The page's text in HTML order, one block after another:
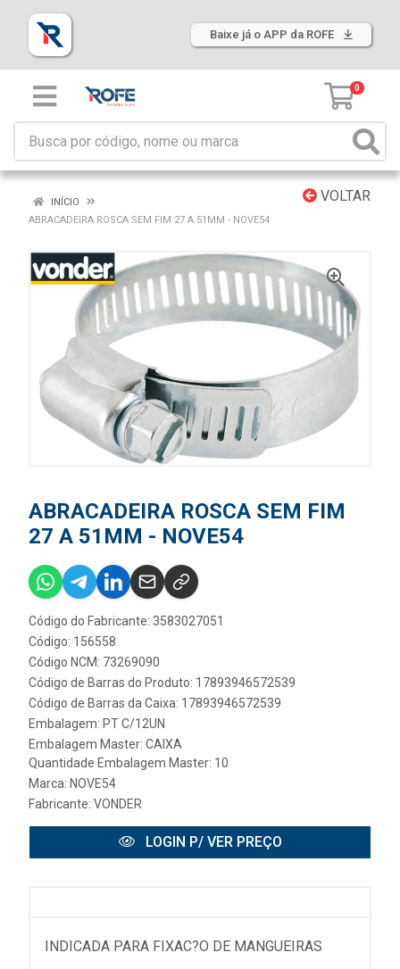
Baixe já o APP da ROFE
0
VOLTAR
INÍCIO
ABRACADEIRA ROSCA SEM FIM 27 A 51MM - NOVE54
ABRACADEIRA ROSCA SEM FIM
27 A 51MM - NOVE54
Código do Fabricante: 3583027051
Código: 156558
Código NCM: 73269090
Código de Barras do Produto: 17893946572539
Código de Barras da Caixa: 17893946572539
Embalagem: PT C/12UN
Embalagem Master: CAIXA
Quantidade Embalagem Master: 10
Marca: NOVE54
Fabricante: VONDER
LOGIN P/ VER PREÇO
INDICADA PARA FIXAC?O DE MANGUEIRAS